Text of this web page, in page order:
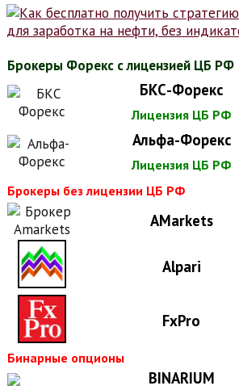
Брокеры Форекс с лицензией ЦБ РФ
БКС-Форекс
Лицензия ЦБ РФ
Альфа-Форекс
Лицензия ЦБ РФ
Брокеры без лицензии ЦБ РФ
AMarkets
Alpari
FxPro
Бинарные опционы
BINARIUM